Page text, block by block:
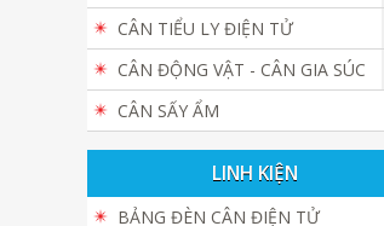
CÂN TIỂU LY ĐIỆN TỬ
CÂN ĐỘNG VẬT - CÂN GIA SÚC
CÂN SẤY ẨM
LINH KIỆN
BẢNG ĐÈN CÂN ĐIỆN TỬ